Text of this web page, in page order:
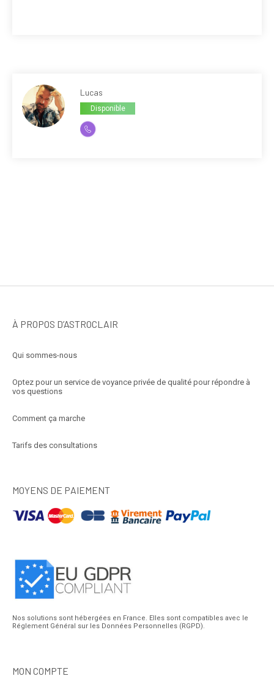
Lucas
Disponible
À PROPOS D’ASTROCLAIR
Qui sommes-nous
Optez pour un service de voyance privée de qualité pour répondre à
vos questions
Comment ça marche
Tarifs des consultations
MOYENS DE PAIEMENT
Nos solutions sont hébergées en France. Elles sont compatibles avec le
Réglement Général sur les Données Personnelles (RGPD).
MON COMPTE